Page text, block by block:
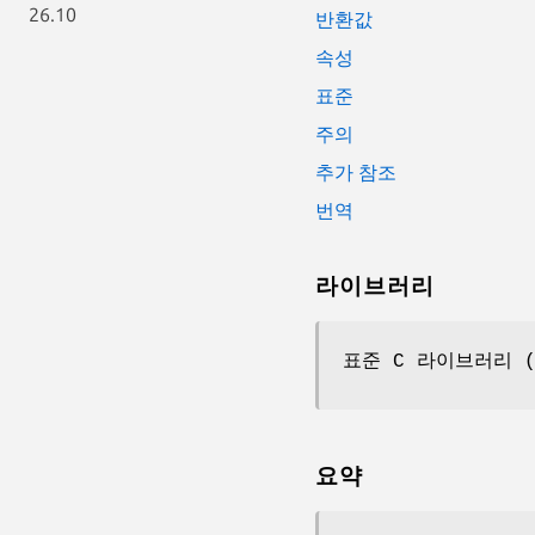
26.10
반환값
속성
표준
주의
추가 참조
번역
라이브러리
표준 C 라이브러리 (
요약